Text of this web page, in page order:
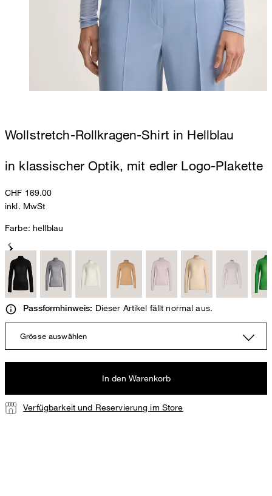
Wollstretch-Rollkragen-Shirt in Hellblau
in klassischer Optik, mit edler Logo-Plakette
CHF 169.00
inkl. MwSt
Farbe: hellblau
Passformhinweis: Dieser Artikel fällt normal aus.
Grösse auswählen
In den Warenkorb
Verfügbarkeit und Reservierung im Store